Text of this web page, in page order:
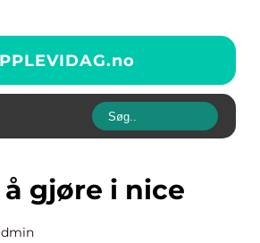
no
å gjøre i nice